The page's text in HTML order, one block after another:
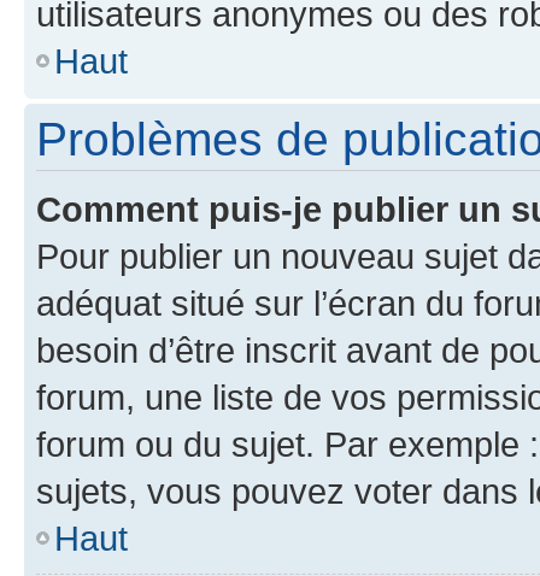
utilisateurs anonymes ou des
Haut
Problèmes de
Comment puis-je publier un
Pour publier un nouveau sujet
adéquat situé sur l’écran du
besoin d’être inscrit avant de
forum, une liste de vos
forum ou du sujet. Par exemple
sujets, vous pouvez voter dans
Haut